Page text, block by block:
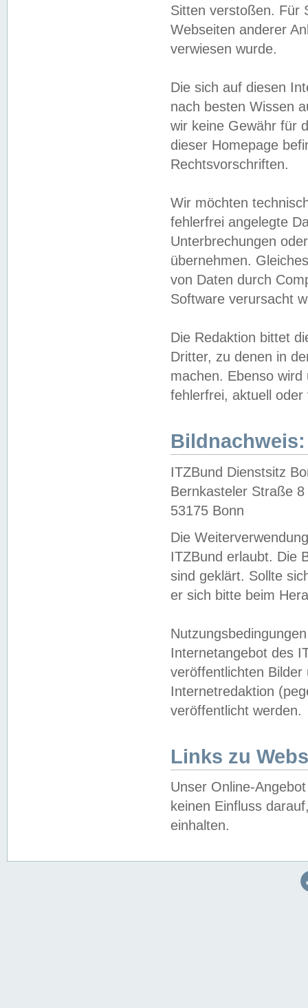
Sitten verstoßen. Für
Webseiten anderer
verwiesen wurde.
Die sich auf diesen
nach besten Wissen
wir keine Gewähr für
dieser Homepage
Rechtsvorschriften.
Wir möchten
fehlerfrei angelegte
Unterbrechungen
übernehmen.
von Daten durch
Software verursacht
Die Redaktion bittet
Dritter, zu denen in
machen. Ebenso
fehlerfrei, aktuell oder
Bildnachweis:
ITZBund Dienstsitz
Bernkasteler Straße 8
53175 Bonn
Die
ITZBund erlaubt. Die
sind geklärt. Sollte
er sich bitte beim
Internetangebot des
veröffentlichten
Internetredaktion
veröffentlicht werden.
Links zu
Unser Online-
keinen Einfluss
einhalten.